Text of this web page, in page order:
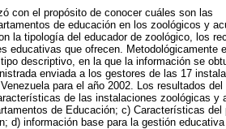
con el propósito de conocer cuáles son las
de educación en los zoológicos y
la tipología del educador de zoológico, los
educativas que ofrecen. Metodológicamente
descriptivo, en la que la información se
enviada a los gestores de las 17
para el año 2002. Los resultados del
de las instalaciones zoológicas y
de Educación; c) Características del
d) información base para la gestión